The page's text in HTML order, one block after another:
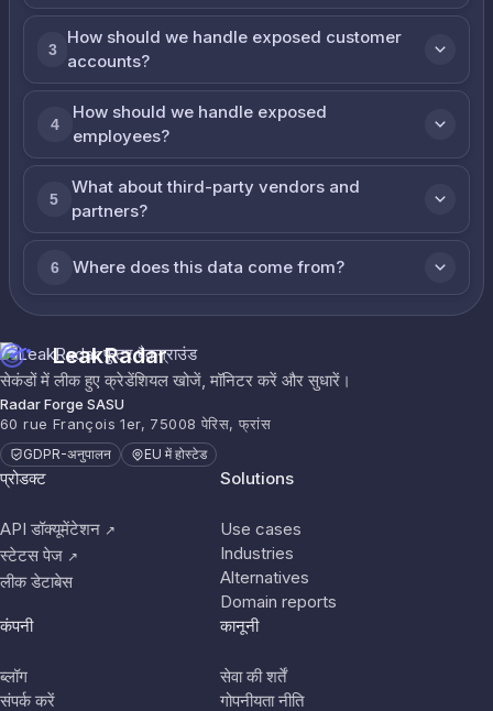
3
How should we handle exposed customer
accounts?
4
How should we handle exposed
employees?
5
What about third-party vendors and
partners?
6 Where does this data come from?
LeakRadar
सेकंडों में लीक हुए क्रेडेंशियल खोजें, मॉनिटर करें और सुधारें।
Radar Forge SASU
60 rue François 1er, 75008 पेरिस, फ्रांस
GDPR-अनुपालन EU में होस्टेड
प्रोडक्ट
API डॉक्यूमेंटेशन ↗
स्टेटस पेज ↗
लीक डेटाबेस
Solutions
Use cases
Industries
Alternatives
Domain reports
कंपनी
ब्लॉग
संपर्क करें
कानूनी
सेवा की शर्तें
गोपनीयता नीति